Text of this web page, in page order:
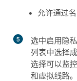
允许通过
5 选中启用隐私
列表中选择
选择可以监
和虚拟线路。